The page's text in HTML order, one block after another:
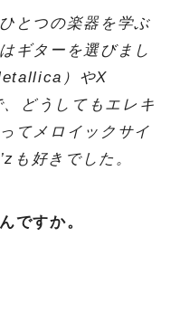
とつの楽器を学ぶ
ギターを選びまし
）やX
どうしてもエレキ
てメロイックサイ
も好きでした。
ですか。